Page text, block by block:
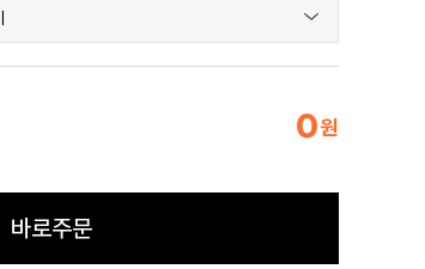
0원
바로주문